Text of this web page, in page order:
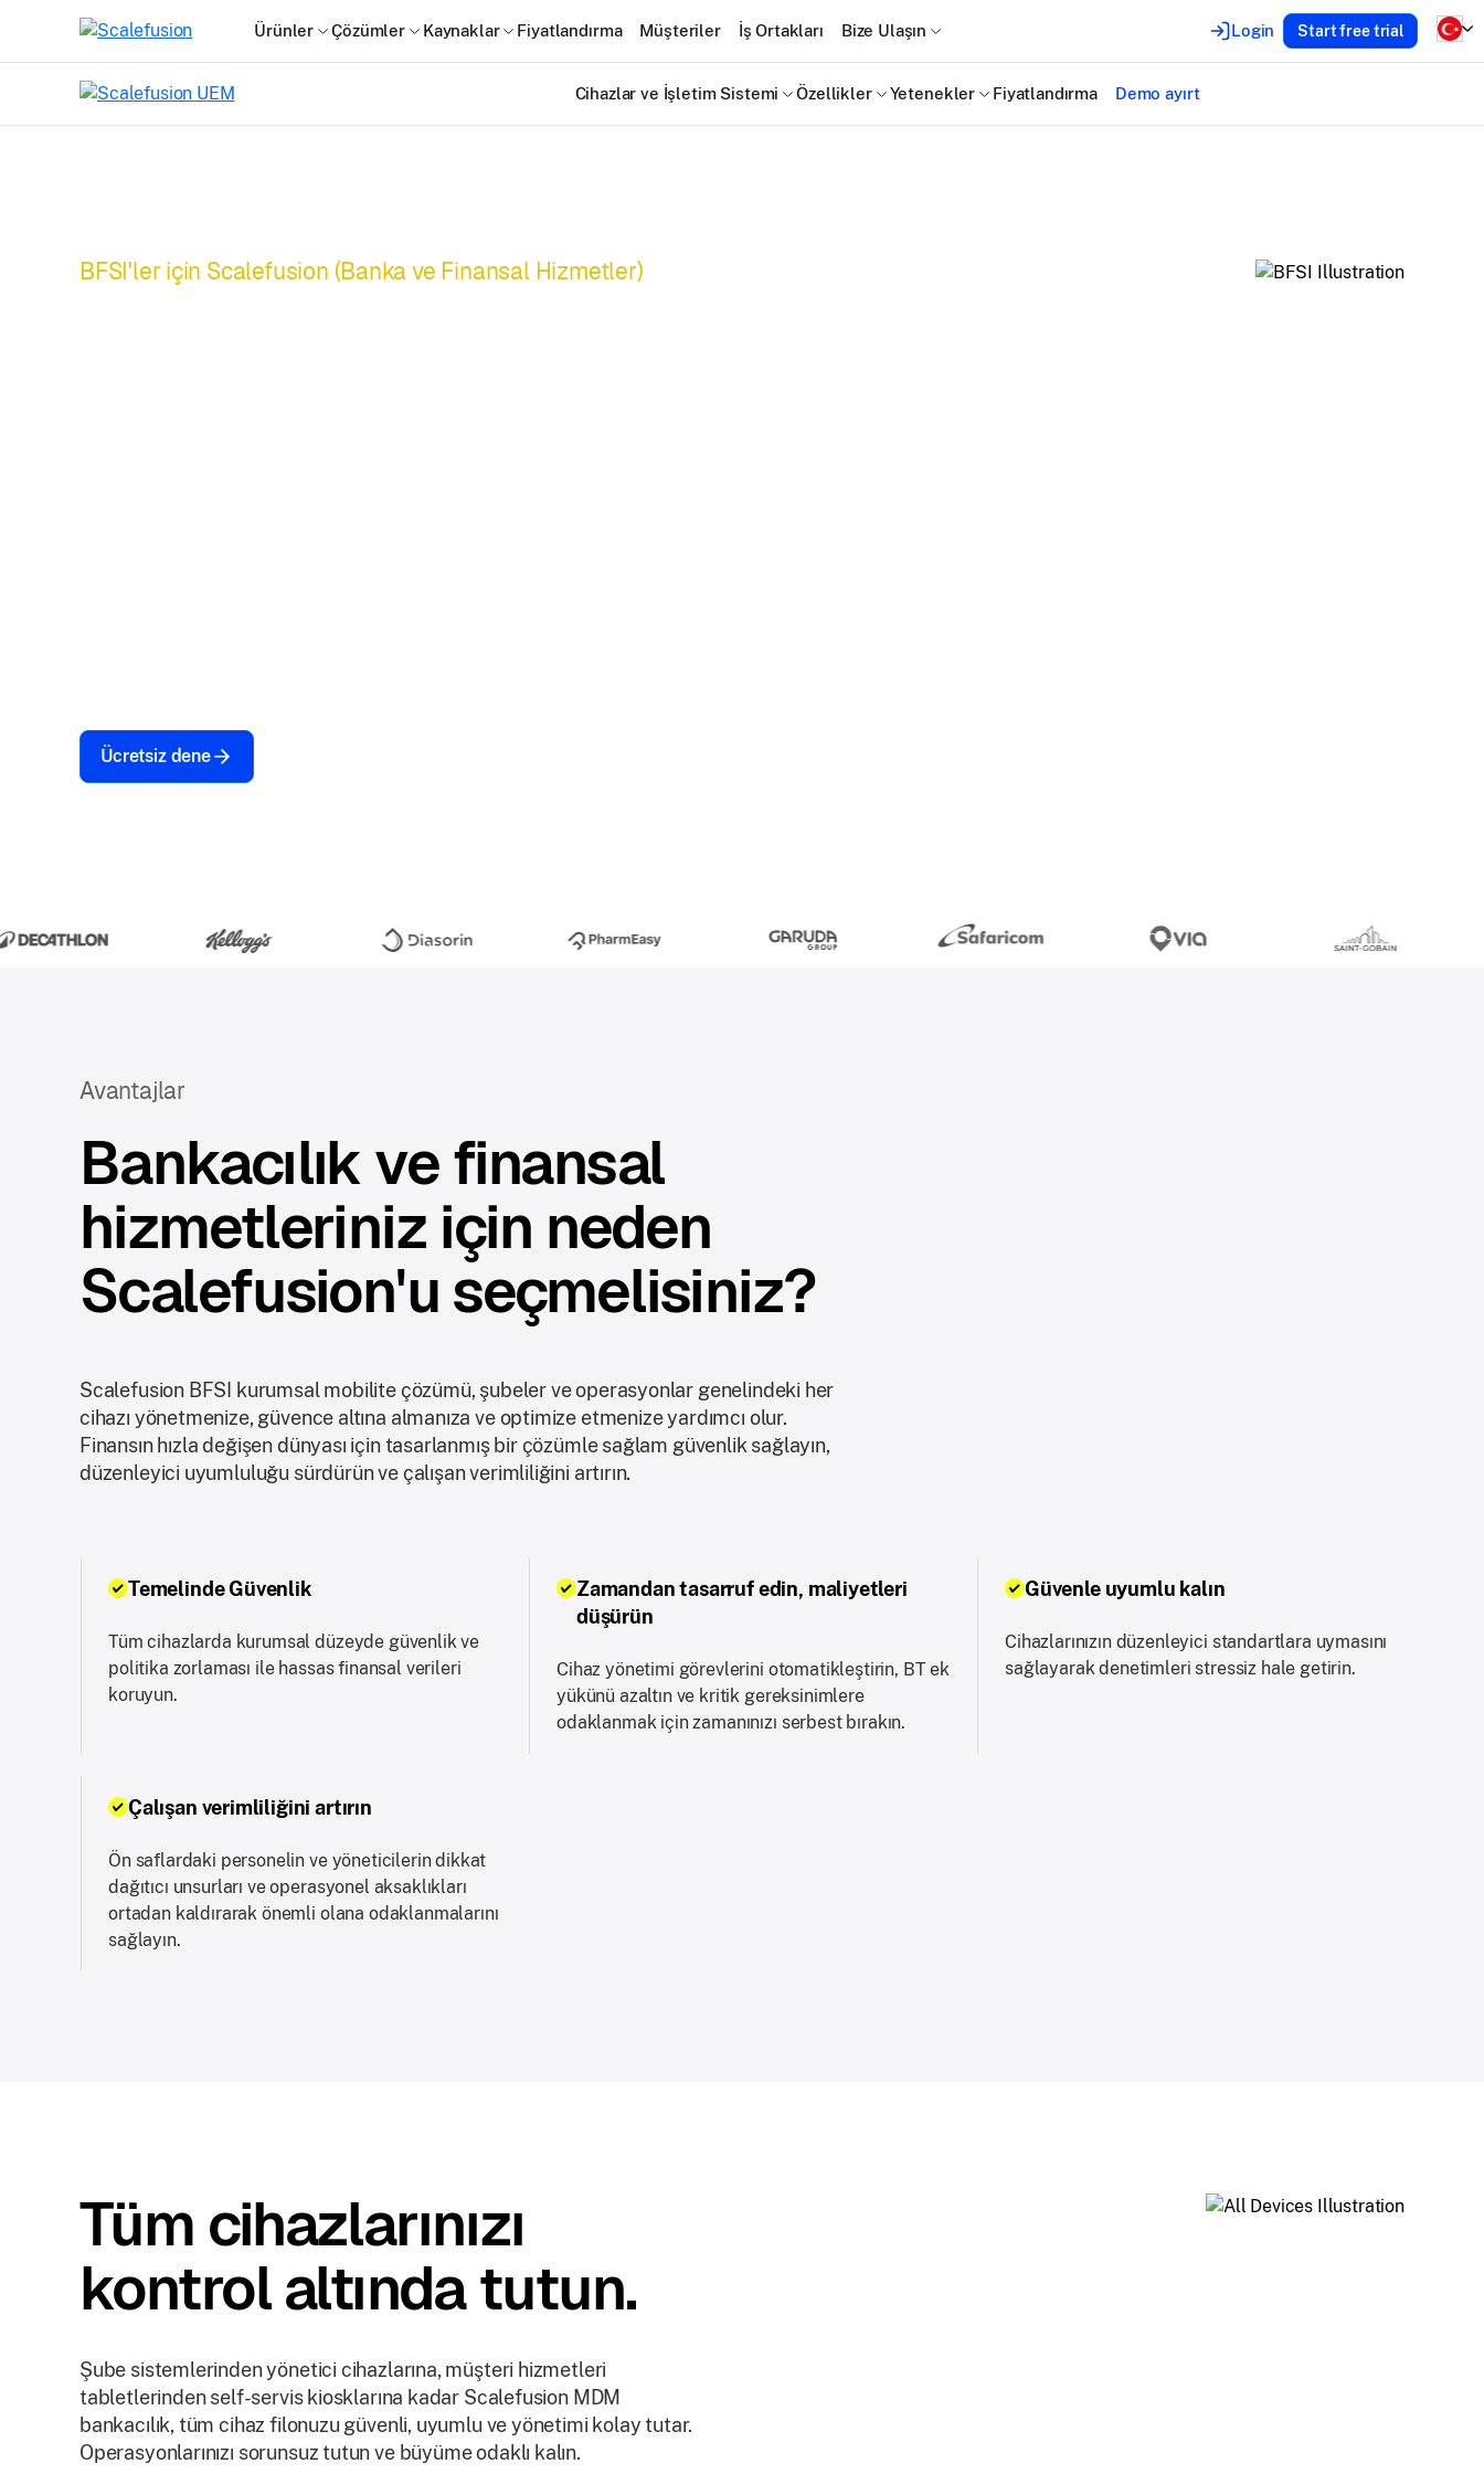
Ürünler Çözümler Kaynaklar Fiyatlandırma Müşteriler İş Ortakları Bize Ulaşın Login Start free trial
Cihazlar ve İşletim Sistemi Özellikler Yetenekler Fiyatlandırma Demo ayırt
BFSI'ler için Scalefusion (Banka ve Finansal Hizmetler)
Ücretsiz dene
Avantajlar
Bankacılık ve finansal
hizmetleriniz için neden
Scalefusion'u seçmelisiniz?
Scalefusion BFSI kurumsal mobilite çözümü, şubeler ve operasyonlar genelindeki her
cihazı yönetmenize, güvence altına almanıza ve optimize etmenize yardımcı olur.
Finansın hızla değişen dünyası için tasarlanmış bir çözümle sağlam güvenlik sağlayın,
düzenleyici uyumluluğu sürdürün ve çalışan verimliliğini artırın.
Temelinde Güvenlik
Tüm cihazlarda kurumsal düzeyde güvenlik ve
politika zorlaması ile hassas finansal verileri
koruyun.
Zamandan tasarruf edin, maliyetleri
düşürün
Cihaz yönetimi görevlerini otomatikleştirin, BT ek
yükünü azaltın ve kritik gereksinimlere
odaklanmak için zamanınızı serbest bırakın.
Güvenle uyumlu kalın
Cihazlarınızın düzenleyici standartlara uymasını
sağlayarak denetimleri stressiz hale getirin.
Çalışan verimliliğini artırın
Ön saflardaki personelin ve yöneticilerin dikkat
dağıtıcı unsurları ve operasyonel aksaklıkları
ortadan kaldırarak önemli olana odaklanmalarını
sağlayın.
Tüm cihazlarınızı
kontrol altında tutun.
Şube sistemlerinden yönetici cihazlarına, müşteri hizmetleri
tabletlerinden self-servis kiosklarına kadar Scalefusion MDM
bankacılık, tüm cihaz filonuzu güvenli, uyumlu ve yönetimi kolay tutar.
Operasyonlarınızı sorunsuz tutun ve büyüme odaklı kalın.